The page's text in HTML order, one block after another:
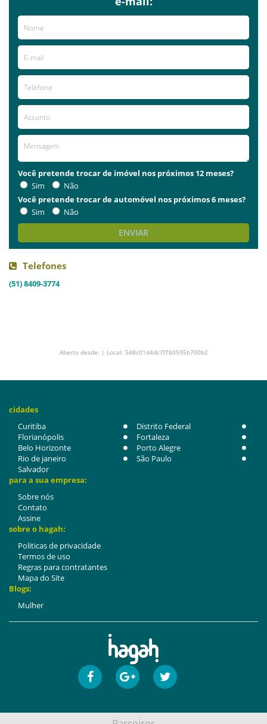
Você pretende trocar de imóvel nos próximos 12 meses?
Sim
Não
Você pretende trocar de automóvel nos próximos 6 meses?
Sim
Não
ENVIAR
Telefones
(51) 8409-3774
Aberto desde: | Local: 548c01d4dc7f7b0595b700b2
cidades
Curitiba
Distrito Federal
Florianópolis
Fortaleza
Belo Horizonte
Porto Alegre
Rio de janeiro
São Paulo
Salvador
para a sua empresa:
Sobre nós
Contato
Assine
sobre o hagah:
Politicas de privacidade
Termos de uso
Regras para contratantes
Mapa do Site
Blogs:
Mulher